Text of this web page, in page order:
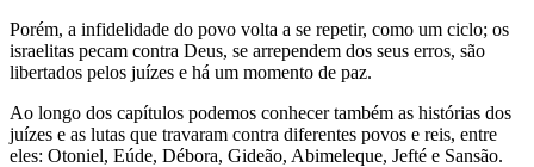
Porém, a infidelidade do povo volta a se repetir, como um ciclo; os
israelitas pecam contra Deus, se arrependem dos seus erros, são
libertados pelos juízes e há um momento de paz.
Ao longo dos capítulos podemos conhecer também as histórias dos
juízes e as lutas que travaram contra diferentes povos e reis, entre
eles: Otoniel, Eúde, Débora, Gideão, Abimeleque, Jefté e Sansão.